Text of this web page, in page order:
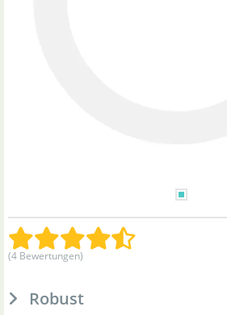
(4 Bewertungen)
Robust